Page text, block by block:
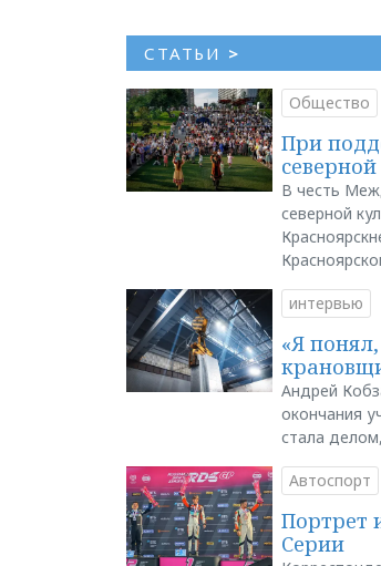
СТАТЬИ >
Общество
При
В честь
северной
интервью
«Я
Андрей
окончания
стала
Автоспорт
Портрет
Серии